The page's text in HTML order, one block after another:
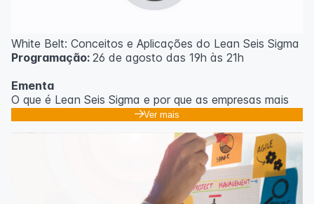
White Belt: Conceitos e Aplicações do Lean Seis Sigma
Programação: 26 de agosto das 19h às 21h
Ementa
O que é Lean Seis Sigma e por que as empresas mais
eficientes do mundo usam;
Introdução ao DMAIC: o roteiro para resolver
Ferramentas essenciais: 5 Porquês, Ishikawa e voz do
Ver mais